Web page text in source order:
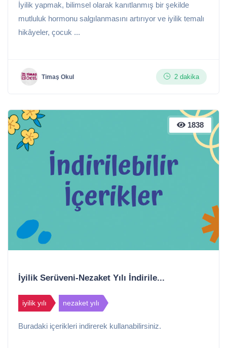
İyilik yapmak, bilimsel olarak kanıtlanmış bir şekilde
mutluluk hormonu salgılanmasını artırıyor ve iyilik temalı
hikâyeler, çocuk ...
Timaş Okul 2 dakika
1838
İyilik Serüveni-Nezaket Yılı İndirile...
iyilik yılı nezaket yılı
Buradaki içerikleri indirerek kullanabilirsiniz.